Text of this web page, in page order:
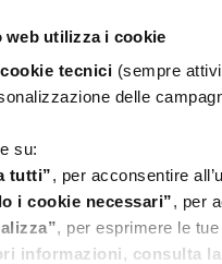
web utilizza i cookie
cookie tecnici (sempre
delle
su:
tutti”, per acconsentire
i cookie necessari”, per
, per esprimere le
informazioni, consulta